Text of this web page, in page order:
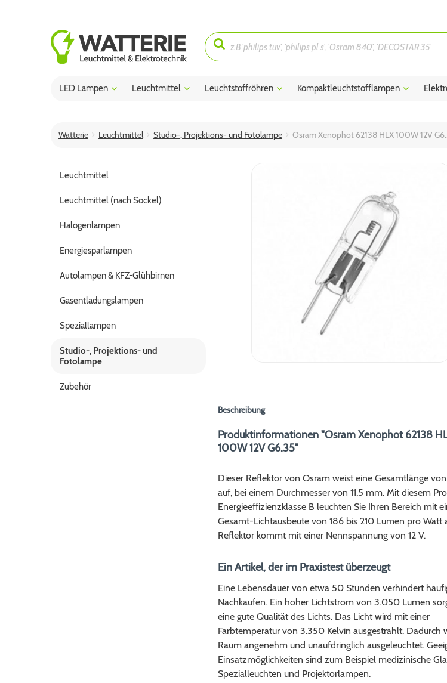
LED Lampen Leuchtmittel Leuchtstoffröhren Kompaktleuchtstofflampen
Watterie Leuchtmittel Studio-, Projektions- und Fotolampe Osram Xenophot 62138 HLX 100W 12V
Leuchtmittel
Leuchtmittel (nach Sockel)
Halogenlampen
Energiesparlampen
Autolampen & KFZ-Glühbirnen
Gasentladungslampen
Speziallampen
Studio-, Projektions- und
Fotolampe
Zubehör
Beschreibung
Produktinformationen "Osram Xenophot 62138
100W 12V G6.35"
Dieser Reflektor von Osram weist eine Gesamtlänge
auf, bei einem Durchmesser von 11,5 mm. Mit diesem
Energieeffizienzklasse B leuchten Sie Ihren Bereich mit
Gesamt-Lichtausbeute von 186 bis 210 Lumen pro Watt
Reflektor kommt mit einer Nennspannung von 12 V.
Ein Artikel, der im Praxistest überzeugt
Eine Lebensdauer von etwa 50 Stunden verhindert
Nachkaufen. Ein hoher Lichtstrom von 3.050 Lumen
eine gute Qualität des Lichts. Das Licht wird mit einer
Farbtemperatur von 3.350 Kelvin ausgestrahlt. Dadurch
Raum angenehm und unaufdringlich ausgeleuchtet.
Einsatzmöglichkeiten sind zum Beispiel medizinische
Spezialleuchten und Projektorlampen.